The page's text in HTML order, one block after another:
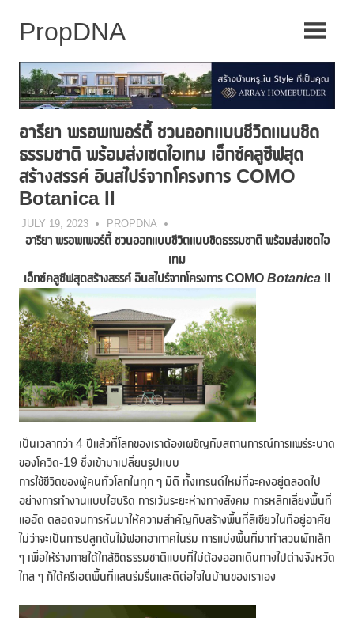
อารียา พรอพเพอร์ตี้ ชวนออกแบบชีวิตแนบชิด
ธรรมชาติ พร้อมส่งเซตไอเทม เอ็กซ์คลูซีฟสุด
สร้างสรรค์ อินสไปร์จากโครงการ COMO
Botanica II
JULY 19, 2023 PROPDNA
อารียา พรอพเพอร์ตี้ ชวนออกแบบชีวิตแนบชิดธรรมชาติ พร้อมส่งเซตไอ
เทม
เอ็กซ์คลูซีฟสุดสร้างสรรค์ อินสไปร์จากโครงการCOMO Botanica
เป็นเวลากว่า 4 ปีแล้วที่โลกของเราต้องเผชิญกับสถานการณ์การแพร่ระบาด
ของโควิด-19 ซึ่งเข้ามาเปลี่ยนรูปแบบ
การใช้ชีวิตของผู้คนทั่วโลกในทุก ๆ มิติ ทั้งเทรนด์ใหม่ที่จะคงอยู่ตลอดไป
อย่างการทำงานแบบไฮบริด การเว้นระยะห่างทางสังคม การหลีกเลี่ยงพื้นที่
แออัด ตลอดจนการหันมาให้ความสำคัญกับสร้างพื้นที่สีเขียวในที่อยู่อาศัย
ไม่ว่าจะเป็นการปลูกต้นไม้ฟอกอากาศในร่ม การแบ่งพื้นที่มาทำสวนผักเล็ก
ๆ เพื่อให้ร่างกายได้ใกล้ชิดธรรมชาติแบบที่ไม่ต้องออกเดินทางไปต่างจังหวัด
ไกล ๆ ก็ได้ครีเอตพื้นที่แสนร่มรื่นและดีต่อใจในบ้านของเราเอง